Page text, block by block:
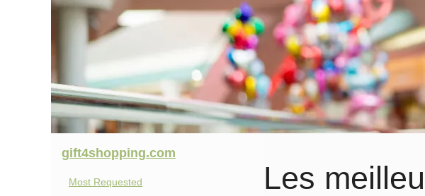
Les
gift4shopping.com
Most Requested